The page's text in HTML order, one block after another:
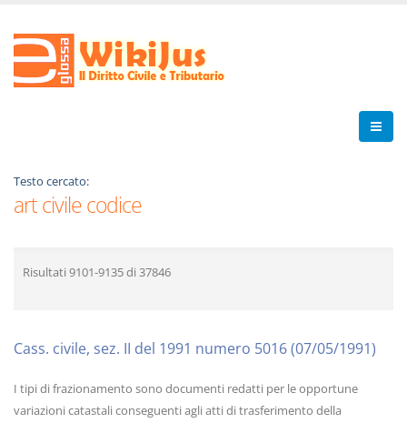
Testo cercato:
art civile codice
Risultati 9101-9135di 37846
Cass. civile, sez. II del 1991 numero 5016 (07/05/1991)
I tipi di frazionamento sono documenti redatti per le opportune
variazioni catastali conseguenti agli atti di trasferimento della